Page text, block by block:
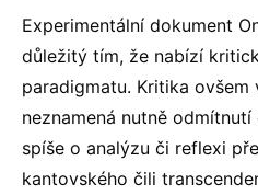
Experimentální dokument
důležitý tím, že nabízí
paradigmatu. Kritika ovšem
neznamená nutně
spíše o analýzu či reflexi
kantovského čili